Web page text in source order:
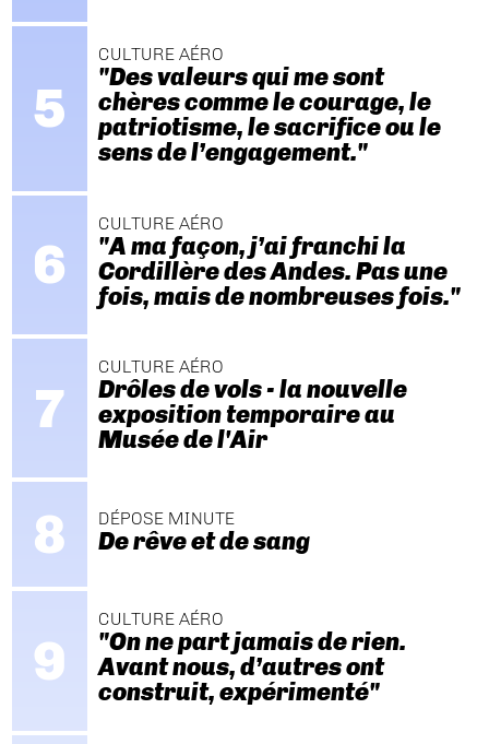
CULTURE AÉRO
"Des valeurs qui me sont
chères comme le courage, le
patriotisme, le sacrifice ou le
sens de l’engagement."
CULTURE AÉRO
"A ma façon, j’ai franchi la
Cordillère des Andes. Pas une
fois, mais de nombreuses fois."
CULTURE AÉRO
Drôles de vols - la nouvelle
exposition temporaire au
Musée de l'Air
DÉPOSE MINUTE
De rêve et de sang
CULTURE AÉRO
"On ne part jamais de rien.
Avant nous, d’autres ont
construit, expérimenté"